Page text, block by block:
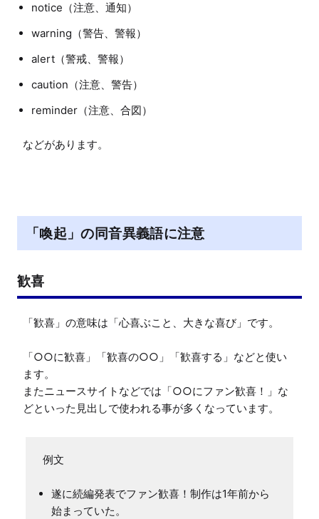
notice（注意、通知）
warning（警告、警報）
alert（警戒、警報）
caution（注意、警告）
reminder（注意、合図）
「喚起」の同音異義語に注意
歓喜
「歓喜」の意味は「心喜ぶこと、大きな喜び」です。
「○○に歓喜」「歓喜の○○」「歓喜する」などと使い
ます。
またニュースサイトなどでは「○○にファン歓喜！」な
どといった見出しで使われる事が多くなっています。
遂に続編発表でファン歓喜！制作は1年前から
始まっていた。